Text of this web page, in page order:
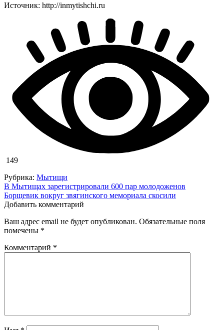
Источник: http://inmytishchi.ru
149
Рубрика: Мытищи
Навигация
по
В Мытищах зарегистрировали 600 пар молодоженов
Борщевик вокруг звягинского мемориала скосили
Добавить комментарий
Ваш адрес email не будет опубликован. Обязательные поля
помечены *
Комментарий *